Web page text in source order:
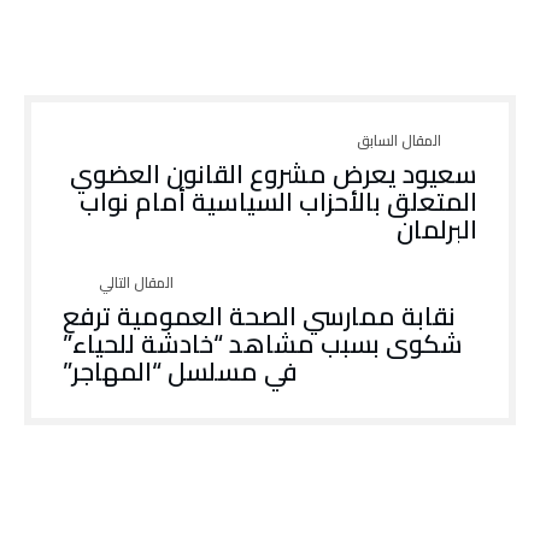
سعيود يعرض مشروع القانون العضوي
المتعلق بالأحزاب السياسية أمام نواب
البرلمان
نقابة ممارسي الصحة العمومية ترفع
شكوى بسبب مشاهد “خادشة للحياء”
في مسلسل “المهاجر”